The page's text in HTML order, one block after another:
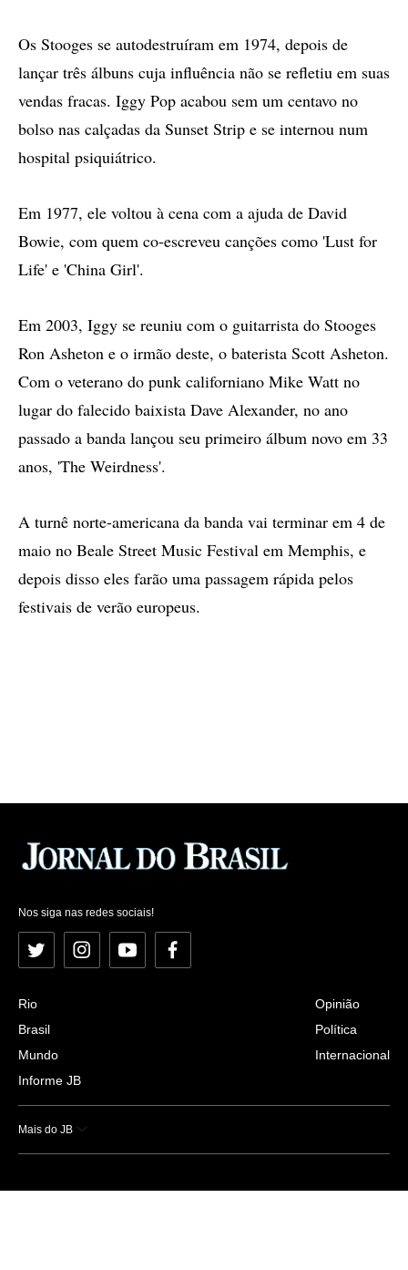
Os Stooges se autodestruíram em 1974, depois de
lançar três álbuns cuja influência não se refletiu em suas
vendas fracas. Iggy Pop acabou sem um centavo no
bolso nas calçadas da Sunset Strip e se internou num
hospital psiquiátrico.
Em 1977, ele voltou à cena com a ajuda de David
Bowie, com quem co-escreveu canções como 'Lust for
Life' e 'China Girl'.
Em 2003, Iggy se reuniu com o guitarrista do Stooges
Ron Asheton e o irmão deste, o baterista Scott Asheton.
Com o veterano do punk californiano Mike Watt no
lugar do falecido baixista Dave Alexander, no ano
passado a banda lançou seu primeiro álbum novo em 33
anos, 'The Weirdness'.
A turnê norte-americana da banda vai terminar em 4 de
maio no Beale Street Music Festival em Memphis, e
depois disso eles farão uma passagem rápida pelos
festivais de verão europeus.
Nos siga nas redes sociais!
Twitter InstagramYouTubeFacebook
Rio
Brasil
Mundo
Informe JB
Opinião
Política
Internacional
Mais do JB
Esportes